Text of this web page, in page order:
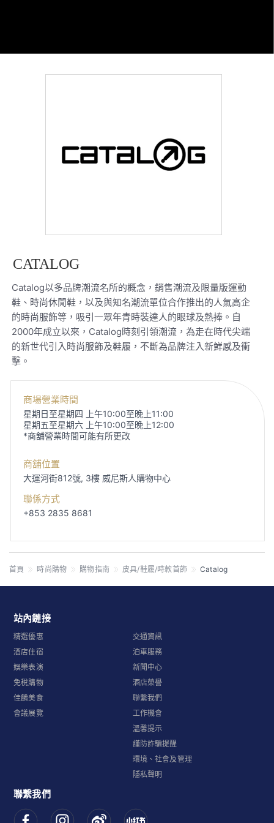
CATALOG
Catalog以多品牌潮流名所的概念，銷售潮流及限量版運動
鞋、時尚休閒鞋，以及與知名潮流單位合作推出的人氣高企
的時尚服飾等，吸引一眾年青時裝達人的眼球及熱捧。自
2000年成立以來，Catalog時刻引領潮流，為走在時代尖端
的新世代引入時尚服飾及鞋履，不斷為品牌注入新鮮感及衝
擊。
商場營業時間
星期日至星期四 上午10:00至晚上11:00
星期五至星期六 上午10:00至晚上12:00
*商舖營業時間可能有所更改
商舖位置
大運河街812號, 3樓 威尼斯人購物中心
聯係方式
+853 2835 8681
首頁 時尚購物 購物指南 皮具/鞋履/時款首飾 Catalog
站內鏈接
精選優惠
酒店住宿
娛樂表演
免稅購物
佳餚美食
會議展覽
交通資訊
泊車服務
新聞中心
酒店榮譽
聯繫我們
工作機會
溫馨提示
謹防詐騙提醒
環境、社會及管理
隱私聲明
聯繫我們